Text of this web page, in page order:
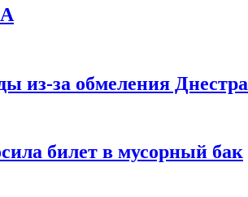
из-за обмеления Днестра
билет в мусорный бак